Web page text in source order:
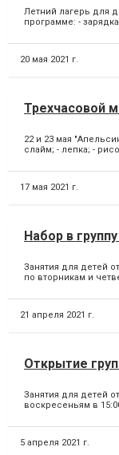
Летний лагерь для
программе: -
20 мая 2021 г.
Трехчасовой
22 и 23 мая
слайм; - лепка; -
17 мая 2021 г.
Набор в
Занятия для детей
по вторникам и
21 апреля 2021 г.
Открытие
Занятия для детей
воскресеньям в
5 апреля 2021 г.